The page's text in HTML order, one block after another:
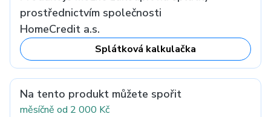
prostřednictvím společnosti
HomeCredit a.s.
Splátková kalkulačka
Na tento produkt můžete spořit
měsíčně od 2 000 Kč